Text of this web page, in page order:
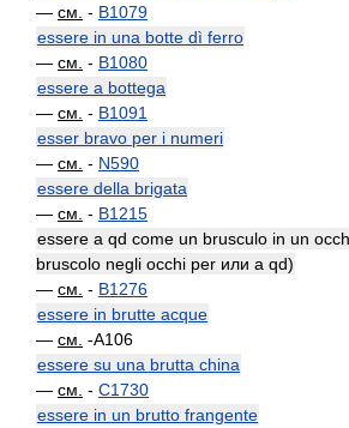
— см. - B1079
essere in una botte dì ferro
— см. - B1080
essere a bottega
— см. - B1091
esser bravo per i numeri
— см. - N590
essere della brigata
— см. - B1215
essere a qd come un brusculo in un
bruscolo negli occhi per или a qd)
— см. - B1276
essere in brutte acque
— см. -A106
essere su una brutta china
— см. - C1730
essere in un brutto frangente